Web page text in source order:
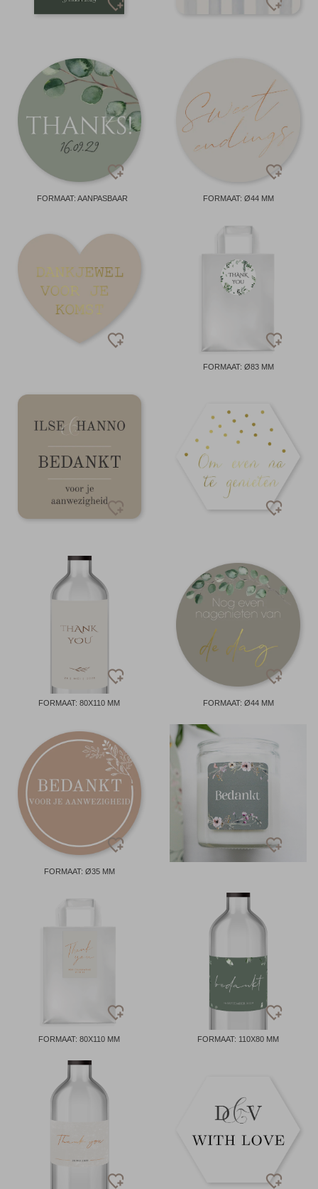
FORMAAT: AANPASBAAR FORMAAT: Ø44 MM
FORMAAT: Ø83 MM
FORMAAT: 80X110 MM FORMAAT: Ø44 MM
FORMAAT: Ø35 MM
FORMAAT: 80X110 MM FORMAAT: 110X80 MM